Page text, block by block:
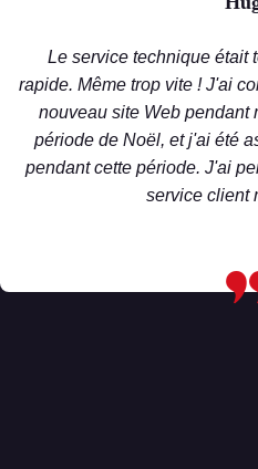
Le service technique était
rapide. Même trop vite !J'ai
nouveau site Web pendant
période de Noël, et j'ai été
pendant cette période. J'ai
service client